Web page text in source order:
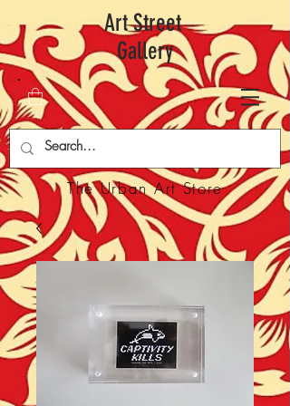
Art Street
Gallery
The Urban Art Store